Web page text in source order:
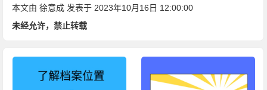
本文由徐意成 发表于 2023年10月16日 12:00:00
未经允许，禁止转载